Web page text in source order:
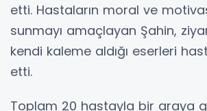
etti. Hastaların moral ve
sunmayı amaçlayan Şahin,
kendi kaleme aldığı eserleri
etti.
Toplam 20 hastayla bir araya